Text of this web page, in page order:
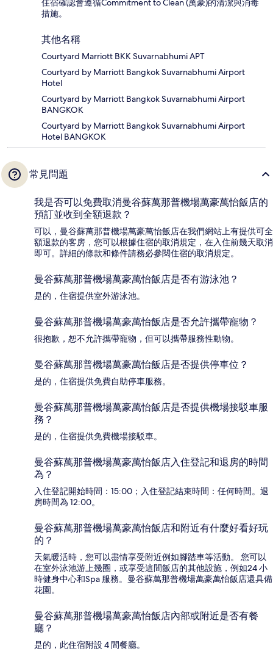
住宿確認會遵循Commitment to Clean (萬豪)的清潔與消毒
措施。
其他名稱
Courtyard Marriott BKK Suvarnabhumi APT
Courtyard by Marriott Bangkok Suvarnabhumi Airport
Hotel
Courtyard by Marriott Bangkok Suvarnabhumi Airport
BANGKOK
Courtyard by Marriott Bangkok Suvarnabhumi Airport
Hotel BANGKOK
常見問題
我是否可以免費取消曼谷蘇萬那普機場萬豪萬怡飯店的
預訂並收到全額退款？
可以，曼谷蘇萬那普機場萬豪萬怡飯店在我們網站上有提供可全
額退款的客房，您可以根據住宿的取消規定，在入住前幾天取消
即可。詳細的條款和條件請務必參閱住宿的取消規定。
曼谷蘇萬那普機場萬豪萬怡飯店是否有游泳池？
是的，住宿提供室外游泳池。
曼谷蘇萬那普機場萬豪萬怡飯店是否允許攜帶寵物？
很抱歉，恕不允許攜帶寵物，但可以攜帶服務性動物。
曼谷蘇萬那普機場萬豪萬怡飯店是否提供停車位？
是的，住宿提供免費自助停車服務。
曼谷蘇萬那普機場萬豪萬怡飯店是否提供機場接駁車服
務？
是的，住宿提供免費機場接駁車。
曼谷蘇萬那普機場萬豪萬怡飯店入住登記和退房的時間
為？
入住登記開始時間：15:00；入住登記結束時間：任何時間。退
房時間為 12:00。
曼谷蘇萬那普機場萬豪萬怡飯店和附近有什麼好看好玩
的？
天氣暖活時，您可以盡情享受附近例如腳踏車等活動。 您可以
在室外泳池游上幾圈，或享受這間飯店的其他設施，例如24 小
時健身中心和Spa 服務。曼谷蘇萬那普機場萬豪萬怡飯店還具備
花園。
曼谷蘇萬那普機場萬豪萬怡飯店內部或附近是否有餐
廳？
是的，此住宿附設 4 間餐廳。